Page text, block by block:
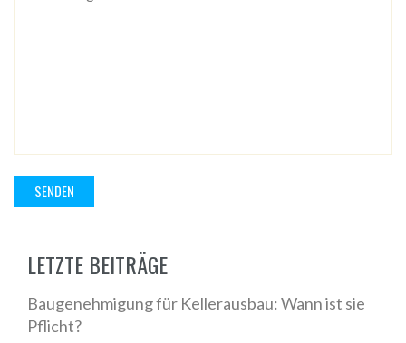
LETZTE BEITRÄGE
Baugenehmigung für Kellerausbau: Wann ist sie
Pflicht?